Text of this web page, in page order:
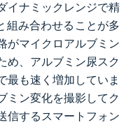
イナミックレンジで精
組み合わせることが多
がマイクロアルブミン
め、アルブミン尿スク
最も速く増加していま
ミン変化を撮影してク
信するスマートフォン